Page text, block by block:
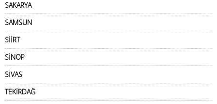
SAKARYA
SAMSUN
SİİRT
SİNOP
SİVAS
TEKİRDAĞ